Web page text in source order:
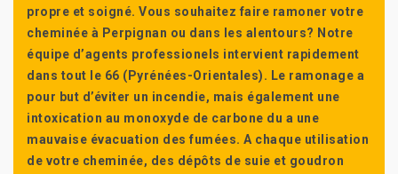
propre et soigné. Vous souhaitez faire ramoner votre
cheminée à Perpignan ou dans les alentours? Notre
équipe d’agents professionels intervient rapidement
dans tout le 66 (Pyrénées-Orientales). Le ramonage a
pour but d’éviter un incendie, mais également une
intoxication au monoxyde de carbone du a une
mauvaise évacuation des fumées. A chaque utilisation
de votre cheminée, des dépôts de suie et goudron